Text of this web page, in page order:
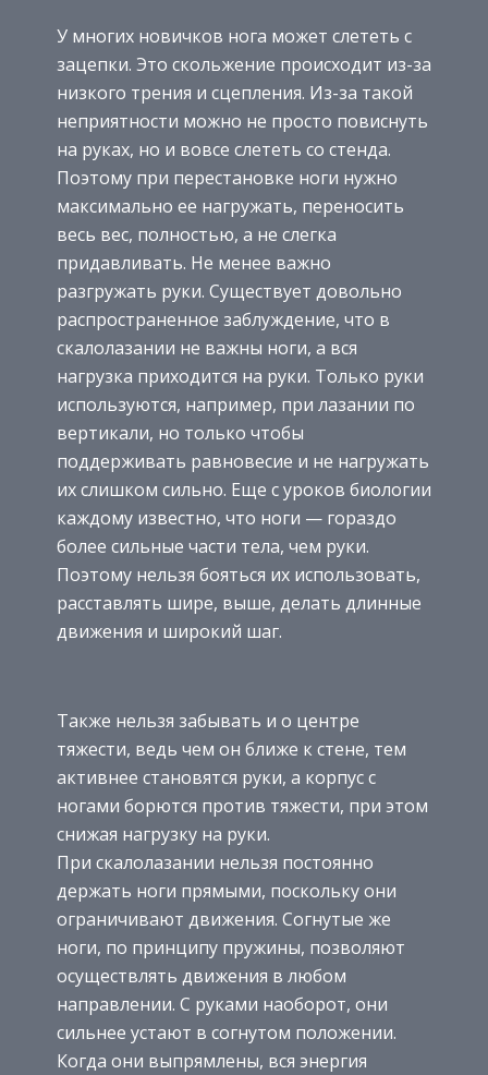
У многих новичков нога может слететь с
зацепки. Это скольжение происходит из-за
низкого трения и сцепления. Из-за такой
неприятности можно не просто повиснуть
на руках, но и вовсе слететь со стенда.
Поэтому при перестановке ноги нужно
максимально ее нагружать, переносить
весь вес, полностью, а не слегка
придавливать. Не менее важно
разгружать руки. Существует довольно
распространенное заблуждение, что в
скалолазании не важны ноги, а вся
нагрузка приходится на руки. Только руки
используются, например, при лазании по
вертикали, но только чтобы
поддерживать равновесие и не нагружать
их слишком сильно. Еще с уроков биологии
каждому известно, что ноги — гораздо
более сильные части тела, чем руки.
Поэтому нельзя бояться их использовать,
расставлять шире, выше, делать длинные
движения и широкий шаг.
Также нельзя забывать и о центре
тяжести, ведь чем он ближе к стене, тем
активнее становятся руки, а корпус с
ногами борются против тяжести, при этом
снижая нагрузку на руки.
При скалолазании нельзя постоянно
держать ноги прямыми, поскольку они
ограничивают движения. Согнутые же
ноги, по принципу пружины, позволяют
осуществлять движения в любом
направлении. С руками наоборот, они
сильнее устают в согнутом положении.
Когда они выпрямлены, вся энергия